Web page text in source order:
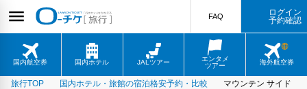
国内航空券 国内ホテル JALツアー
エンタメ
ツアー
海外航空券
FAQ
ログイン
予約確認
旅行TOP 国内ホテル・旅館の宿泊格安予約・比較 マウンテン サイド